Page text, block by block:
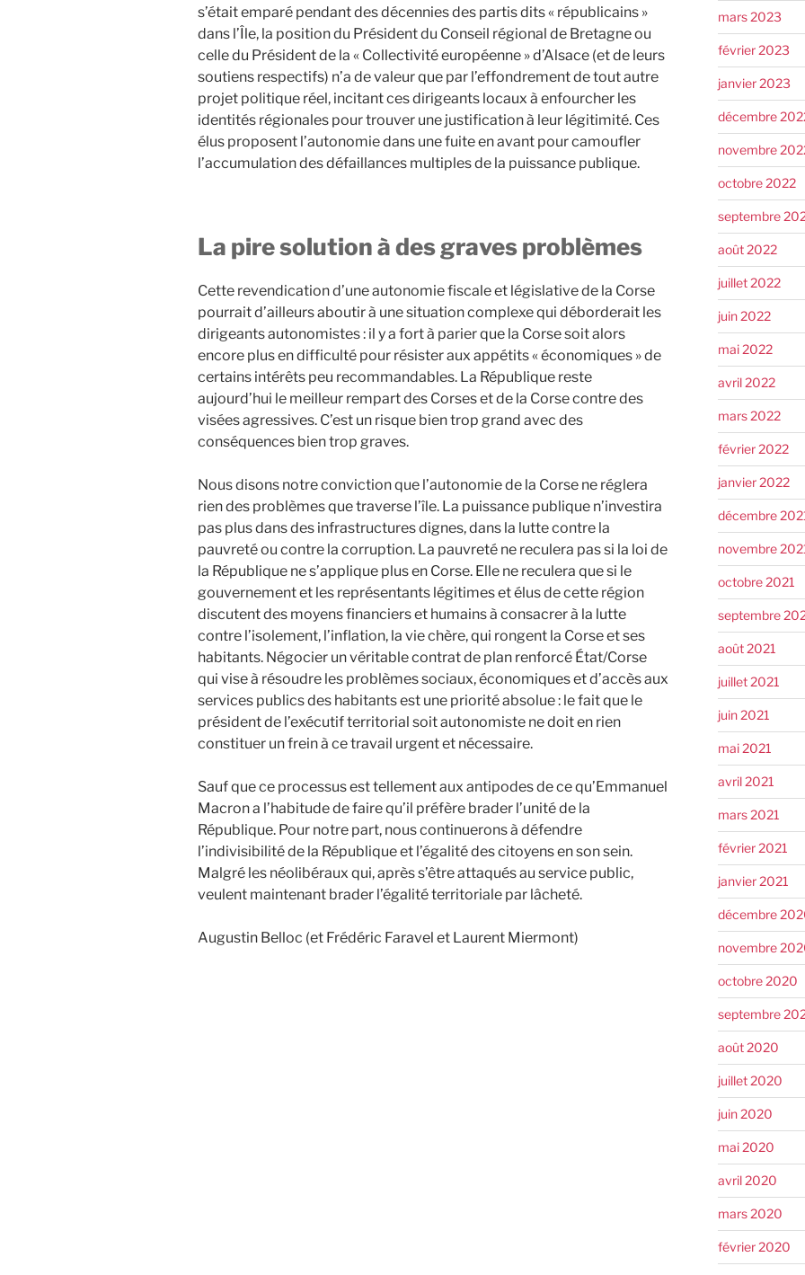
s’était emparé pendant des décennies des partis dits « républicains »
dans l’Île, la position du Président du Conseil régional de Bretagne ou
celle du Président de la « Collectivité européenne » d’Alsace (et de leurs
soutiens respectifs) n’a de valeur que par l’effondrement de tout autre
projet politique réel, incitant ces dirigeants locaux à enfourcher les
identités régionales pour trouver une justification à leur légitimité. Ces
élus proposent l’autonomie dans une fuite en avant pour camoufler
l’accumulation des défaillances multiples de la puissance publique.
La pire solution à des graves problèmes
Cette revendication d’une autonomie fiscale et législative de la Corse
pourrait d’ailleurs aboutir à une situation complexe qui déborderait les
dirigeants autonomistes : il y a fort à parier que la Corse soit alors
encore plus en difficulté pour résister aux appétits « économiques » de
certains intérêts peu recommandables. La République reste
aujourd’hui le meilleur rempart des Corses et de la Corse contre des
visées agressives. C’est un risque bien trop grand avec des
conséquences bien trop graves.
Nous disons notre conviction que l’autonomie de la Corse ne réglera
rien des problèmes que traverse l’île. La puissance publique n’investira
pas plus dans des infrastructures dignes, dans la lutte contre la
pauvreté ou contre la corruption. La pauvreté ne reculera pas si la loi de
la République ne s’applique plus en Corse. Elle ne reculera que si le
gouvernement et les représentants légitimes et élus de cette région
discutent des moyens financiers et humains à consacrer à la lutte
contre l’isolement, l’inflation, la vie chère, qui rongent la Corse et ses
habitants. Négocier un véritable contrat de plan renforcé État/Corse
qui vise à résoudre les problèmes sociaux, économiques et d’accès aux
services publics des habitants est une priorité absolue : le fait que le
président de l’exécutif territorial soit autonomiste ne doit en rien
constituer un frein à ce travail urgent et nécessaire.
Sauf que ce processus est tellement aux antipodes de ce qu’Emmanuel
Macron a l’habitude de faire qu’il préfère brader l’unité de la
République. Pour notre part, nous continuerons à défendre
l’indivisibilité de la République et l’égalité des citoyens en son sein.
Malgré les néolibéraux qui, après s’être attaqués au service public,
veulent maintenant brader l’égalité territoriale par lâcheté.
Augustin Belloc (et Frédéric Faravel et Laurent Miermont)
mars 2023
février 2023
janvier 2023
décembre
novembre
octobre 2022
septembre
août 2022
juillet 2022
juin 2022
mai 2022
avril 2022
mars 2022
février 2022
janvier 2022
décembre
novembre
octobre 2021
septembre
août 2021
juillet 2021
juin 2021
mai 2021
avril 2021
mars 2021
février 2021
janvier 2021
décembre
novembre
octobre 2020
septembre
août 2020
juillet 2020
juin 2020
mai 2020
avril 2020
mars 2020
février 2020